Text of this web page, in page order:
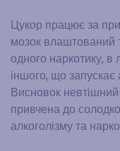
Цукор працює за
мозок влаштований
одного наркотику,
іншого, що запускає
Висновок
привчена до
алкоголізму та